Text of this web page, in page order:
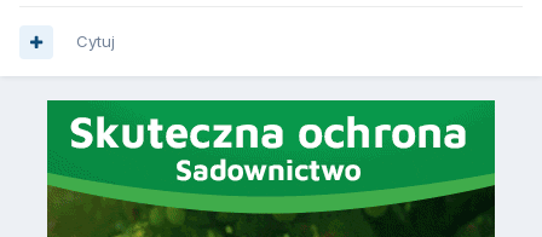
Cytuj